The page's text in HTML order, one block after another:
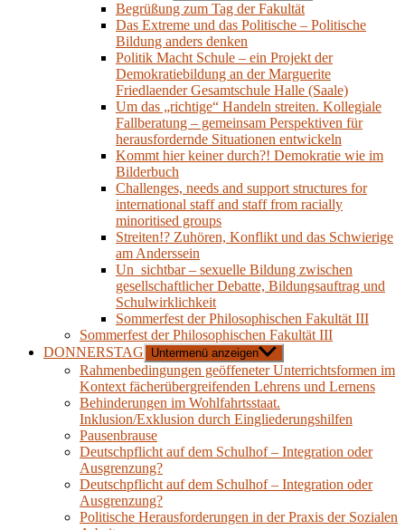
Begrüßung zum Tag der Fakultät
Das Extreme und das Politische – Politische
Bildung anders denken
Politik Macht Schule – ein Projekt der
Demokratiebildung an der Marguerite
Friedlaender Gesamtschule Halle (Saale)
Um das „richtige“ Handeln streiten. Kollegiale
Fallberatung – gemeinsam Perspektiven für
herausfordernde Situationen entwickeln
Kommt hier keiner durch?! Demokratie wie im
Bilderbuch
Challenges, needs and support structures for
international staff and staff from racially
minoritised groups
Streiten!? Zuhören, Konflikt und das Schwierige
am Anderssein
Un_sichtbar – sexuelle Bildung zwischen
gesellschaftlicher Debatte, Bildungsauftrag und
Schulwirklichkeit
Sommerfest der Philosophischen Fakultät III
Sommerfest der Philosophischen Fakultät III
DONNERSTAG
Untermenü anzeigen
Rahmenbedingungen geöffeneter Unterrichtsformen im
Kontext fächerübergreifenden Lehrens und Lernens
Behinderungen im Wohlfahrtsstaat.
Inklusion/Exklusion durch Eingliederungshilfen
Pausenbrause
Deutschpflicht auf dem Schulhof – Integration oder
Ausgrenzung?
Deutschpflicht auf dem Schulhof – Integration oder
Ausgrenzung?
Politische Herausforderungen in der Praxis der Sozialen